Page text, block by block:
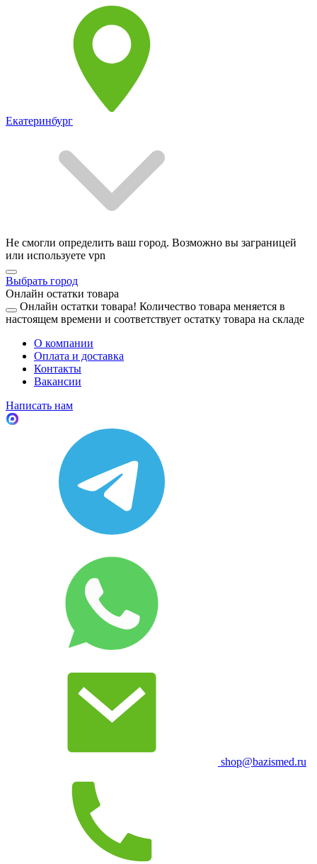
Екатеринбург
Не смогли определить ваш город. Возможно вы заграницей
или используете vpn
Выбрать город
Онлайн остатки товара
Онлайн остатки товара! Количество товара меняется в
настоящем времени и соответствует остатку товара на складе
О компании
Оплата и доставка
Контакты
Вакансии
Написать нам
shop@bazismed.ru